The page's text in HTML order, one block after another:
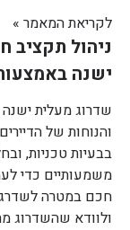
לקריאת המאמר »
ניהול תקציב
ישנה
שדרוג מעלית
והנוחות של
בבעיות טכניות,
משמעותיים כדי
חכם במטרה לשדרג
ולוודא שהשדרוג